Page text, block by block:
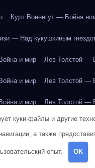
Курт Воннегут — Бойня
— Над кукушкиным
и мир Лев Толстой —
и мир Лев Толстой —
и мир Лев Толстой —
и мир Лев Толстой —
Лев Толстой —
куки-файлы и другие
а также
опыт. OK